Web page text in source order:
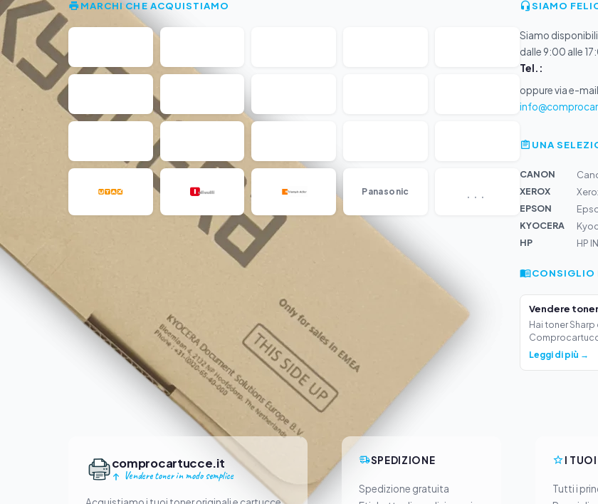
MARCHI CHE ACQUISTIAMO
Panasonic ...
SIAMO
Siamo
dalle 9:00 alle
Tel.:
oppure via e-
UNA
CANON
XEROX
EPSON
KYOCERA
HP
HP
CONSIGLIO
Vendere
Hai toner
Leggi di più →
comprocartucce.it
Vendere toner in modo semplice
SPEDIZIONE
Spedizione gratuita
I TUOI
Tutti i